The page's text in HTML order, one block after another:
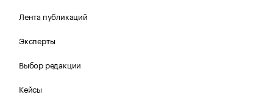
Лента публикаций
Эксперты
Выбор редакции
Кейсы